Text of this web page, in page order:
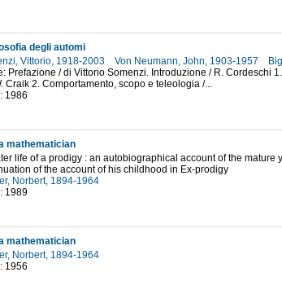
degli automi
Vittorio, 1918-2003
Von Neumann, John, 1903-1957
Prefazione / di Vittorio Somenzi. Introduzione / R. Cordeschi
Craik 2. Comportamento, scopo e teleologia /...
1986
a mathematician
life of a prodigy : an autobiographical account of the mature
of the account of his childhood in Ex-prodigy
Norbert, 1894-1964
1989
a mathematician
Norbert, 1894-1964
1956